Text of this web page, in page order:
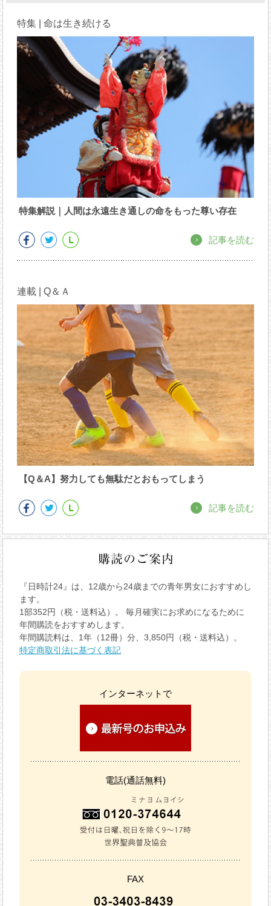
特集 | 命は生き続ける
特集解説｜人間は永遠生き通しの命をもった尊い存在
記事を読む
連載 | Q＆Ａ
【Q＆A】努力しても無駄だとおもってしまう
記事を読む
『日時計24』は、12歳から24歳までの青年男女におすすめし
ます。
1部352円（税・送料込）。 毎月確実にお求めになるために
年間購読をおすすめします。
年間購読料は、1年（12冊）分、3,850円（税・送料込）。
特定商取引法に基づく表記
インターネットで
電話(通話無料)
FAX